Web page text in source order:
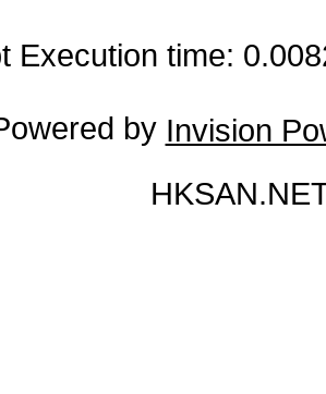
Execution time:
by Invision